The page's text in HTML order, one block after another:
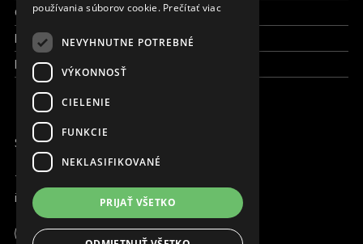
Slovensko
Čo robíme
Kde robíme
Kontaktujte nás
SME ONLINE
+421 917 827 827
info@magna.org
používania súborov cookie. Prečítať viac
NEVYHNUTNE POTREBNÉ
VÝKONNOSŤ
CIELENIE
FUNKCIE
NEKLASIFIKOVANÉ
PRIJAŤ VŠETKO